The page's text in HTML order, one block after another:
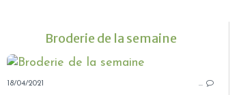
MÉLI MÉLO DE NOUVELLES
Broderie de la semaine
18/04/2021 …